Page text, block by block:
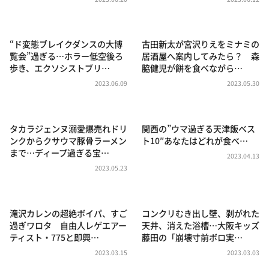
ポツンと一軒家
ザキ山小屋本館
“ド変態ブレイクダンスの大博
覧会”過ぎる…ホラー低空後ろ
歩き、エクソシストブリ…
2023.06.09
古田新太が宮沢りえをミナミの
居酒屋へ案内してみたら？ 森
脇健児が餅を食べながら…
2023.05.30
タカラジェンヌ溺愛爆売れドリ
ンクからクサウマ豚骨ラーメン
まで…ディープ過ぎる宝…
2023.05.23
関西の”ウマ過ぎる天津飯ベス
ト10″あなたはどれが食べ…
2023.04.13
滝沢カレンの超絶ボイパ、すご
過ぎワロタ 自由人レゲエアー
ティスト・775と即興…
2023.03.15
コンクリむき出し壁、剥がれた
天井、消えた浴槽…⼤阪キッズ
藤⽥の「崩壊寸前ボロ実…
2023.03.03